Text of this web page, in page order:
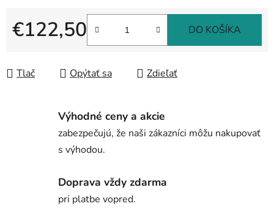
€122,50 DO KOŠÍKA
Tlač Opýtať sa Zdieľať
Výhodné ceny a akcie
zabezpečujú, že naši zákazníci môžu nakupovať
s výhodou.
Doprava vždy zdarma
pri platbe vopred.